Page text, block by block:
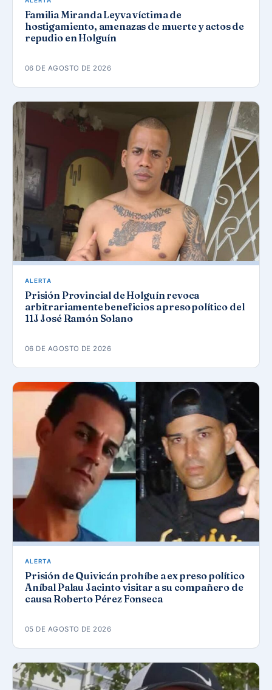
Familia Miranda Leyva víctima de
hostigamiento, amenazas de muerte y actos de
repudio en Holguín
06 DE AGOSTO DE 2026
ALERTA
Prisión Provincial de Holguín revoca
arbitrariamente beneficios a preso político del
11J José Ramón Solano
06 DE AGOSTO DE 2026
ALERTA
Prisión de Quivicán prohíbe a ex preso político
Aníbal Palau Jacinto visitar a su compañero de
causa Roberto Pérez Fonseca
05 DE AGOSTO DE 2026